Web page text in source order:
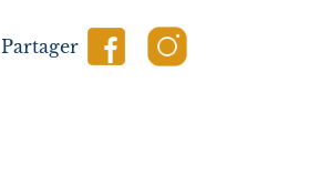
Partager